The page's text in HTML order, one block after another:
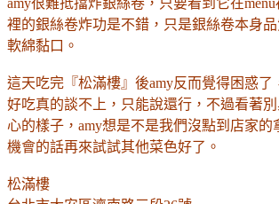
裡的銀絲卷炸功是不錯，只是銀絲卷本身
軟綿黏口。
這天吃完 『松滿樓』後amy反而覺得困惑
好吃真的談不上，只能說還行，不過看著別
心的樣子，amy想是不是我們沒點到 店家的
機會的話再來試試其他菜色好了。
松滿樓